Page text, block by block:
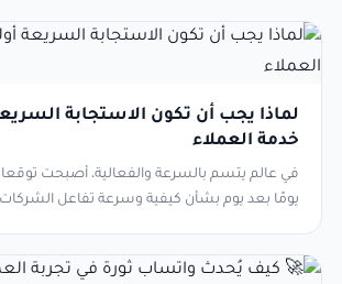
لماذا يجب أن تكون الاستجابة
خدمة العملاء
في عالم يتسم بالسرعة والفعالية، أصبحت
يومًا بعد يوم بشأن كيفية وسرعة تفاعل